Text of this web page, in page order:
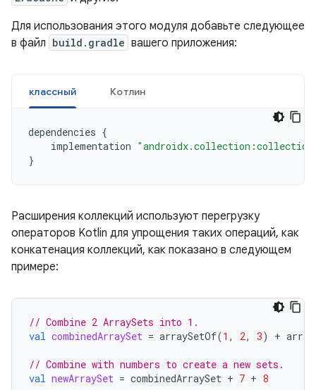
Для использования этого модуля добавьте следующее
в файл build.gradle вашего приложения:
классный Котлин
dependencies {
implementation
}
Расширения коллекций используют перегрузку
операторов Kotlin для упрощения таких операций, как
конкатенация коллекций, как показано в следующем
примере:
// Combine 2 ArraySets into 1.
val combinedArraySet = arraySetOf(1 , 2, 3) +
// Combine with numbers to create a new sets.
val newArraySet = combinedArraySet + 7 + 8